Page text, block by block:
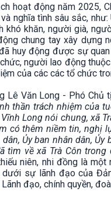
hoạt động năm 2025,
nghĩa tình sâu sắc,
khó khăn, người già,
chung tay xây dựng
huy động được sự
người lao động
của các các tổ chức
Lê Văn Long - Phó Chủ
thần trách nhiệm của
Long nói chung, xã
có thêm niềm tin, nghị
Ủy ban nhân dân,
tìm về xã Trà Côn
niên, nhi đồng là
sự lãnh đạo của
đạo, chính quyền,